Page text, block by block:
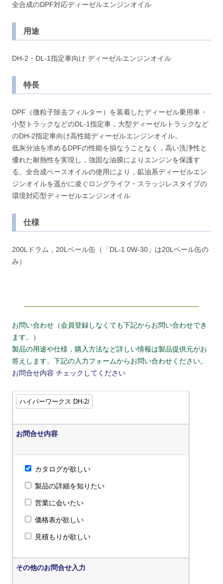
全合成のDPF対応ディーゼルエンジンオイル
用途
DH-2・DL-1指定車向け ディーゼルエンジンオイル
特長
DPF（微粒子除去フィルター）を装着したディーゼル乗用車・
小型トラックなどのDL-1指定車，大型ディーゼルトラックなど
のDH-2指定車向け高性能ディーゼルエンジンオイル。
低灰分油を求めるDPFの性能を損なうことなく，高い洗浄性と
優れた耐熱性を実現し，強固な油膜によりエンジンを保護す
る。全合成ベースオイルの使用により，鉱油系ディーゼルエン
ジンオイルを遥かに凌ぐロングライフ・スラッジレスタイプの
環境対応型ディーゼルエンジンオイル
仕様
200Lドラム，20Lペール缶（「DL-1 0W-30」は20Lペール缶の
み）
お問い合わせ（会員登録しなくても下記からお問い合わせでき
ます。）
製品の用途や仕様，購入方法など詳しい情報は製品提供元がお
答えします。下記の入力フォームからお問い合わせください。
お問合せ内容 チェックしてください
お問合せ内容
カタログが欲しい
製品の詳細を知りたい
営業に会いたい
価格表が欲しい
見積もりが欲しい
その他のお問合せ入力